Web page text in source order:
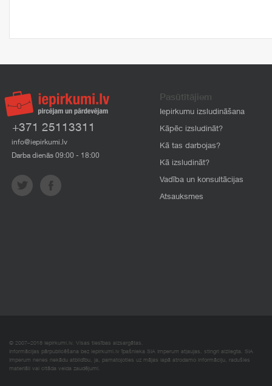
+371 25113311
info@iepirkumi.lv
Darba dienās 09:00 - 18:00
Pasūtītājiem
Iepirkumu izsludināšana
Kāpēc izsludināt?
Kā tas darbojas?
Kā izsludināt?
Vadība un konsultācijas
Atsauksmes
© 2007–2018 Iepirkumi.lv. Visas tiesības aizsargātas.
Informācijas pārpublicēšana bez iepirkumi.lv īpašnieka SIA Imperum atļaujas, stingri aizliegta. SIA
Imperum nenes nekādu atbildību, ja, pamatojoties uz mājas lapā atrodamo informāciju, radušies
materiāli vai citāda veida zaudējumi.